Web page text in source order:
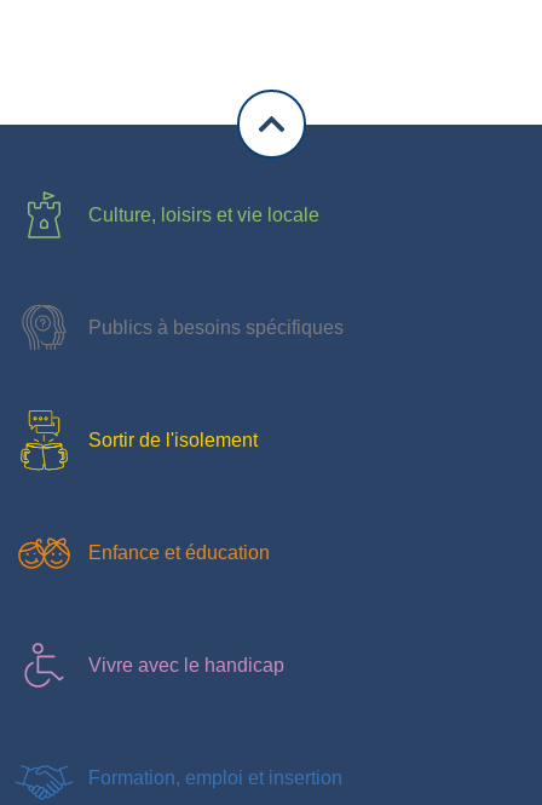
Culture, loisirs et vie locale
Publics à besoins spécifiques
Sortir de l'isolement
Enfance et éducation
Vivre avec le handicap
Formation, emploi et insertion